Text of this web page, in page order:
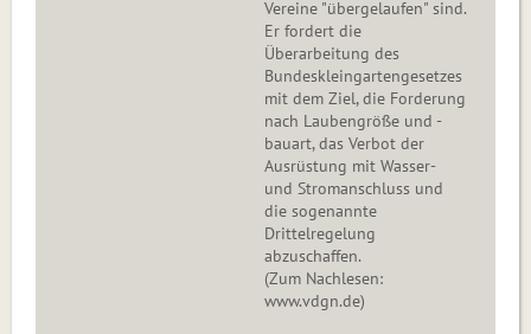
Vereine "übergelaufen" sind.
Er fordert die
Überarbeitung des
Bundeskleingartengesetzes
mit dem Ziel, die Forderung
nach Laubengröße und -
bauart, das Verbot der
Ausrüstung mit Wasser-
und Stromanschluss und
die sogenannte
Drittelregelung
abzuschaffen.
(Zum Nachlesen:
www.vdgn.de)